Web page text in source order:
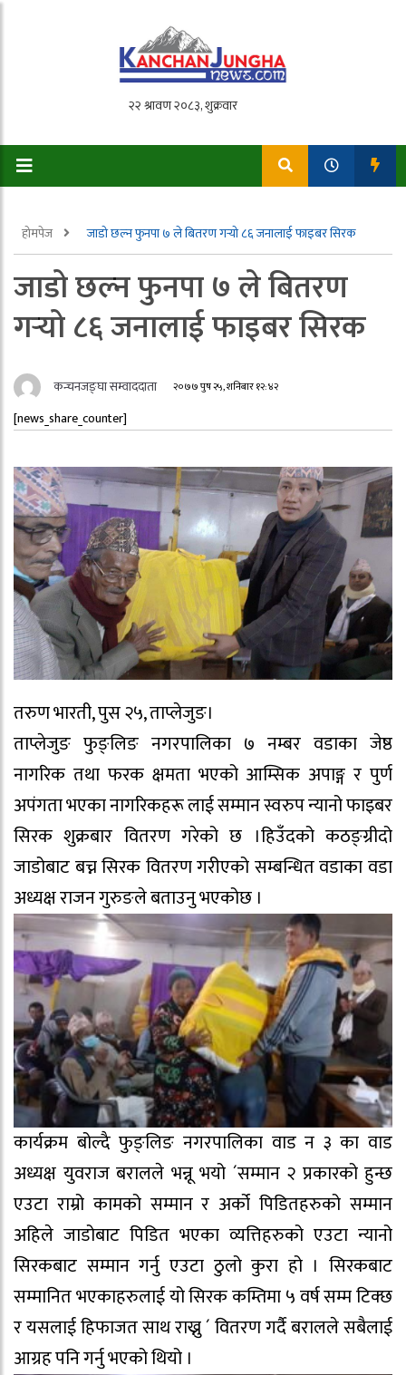
होमपेज जाडो छल्न फुनपा ७ ले बितरण गर्‍यो ८६ जनालाई फाइबर सिरक
जाडो छल्न फुनपा ७ ले बितरण
गर्‍यो ८६ जनालाई फाइबर सिरक
कन्चनजङ्घा सम्वाददाता २०७७ पुष २५, शनिबार १२:४२
[news_share_counter]
तरुण भारती, पुस २५, ताप्लेजुङ।
ताप्लेजुङ फुङ्लिङ नगरपालिका ७ नम्बर वडाका जेष्ठ
नागरिक तथा फरक क्षमता भएको आम्सिक अपाङ्ग र पुर्ण
अपंगता भएका नागरिकहरू लाई सम्मान स्वरुप न्यानो फाइबर
सिरक शुक्रबार वितरण गरेको छ ।हिउँदको कठङ्ग्रीदो
जाडोबाट बच्न सिरक वितरण गरीएको सम्बन्धित वडाका वडा
अध्यक्ष राजन गुरुङले बताउनु भएकोछ ।
कार्यक्रम बोल्दै फुङ्लिङ नगरपालिका वाड न ३ का वाड
अध्यक्ष युवराज बरालले भन्नू भयो ´सम्मान २ प्रकारको हुन्छ
एउटा राम्रो कामको सम्मान र अर्को पिडितहरुको सम्मान
अहिले जाडोबाट पिडित भएका व्यत्तिहरुको एउटा न्यानो
सिरकबाट सम्मान गर्नु एउटा ठुलो कुरा हो । सिरकबाट
सम्मानित भएकाहरुलाई यो सिरक कम्तिमा ५ वर्ष सम्म टिक्छ
र यसलाई हिफाजत साथ राख्नु ´ वितरण गर्दै बरालले सबैलाई
आग्रह पनि गर्नु भएको थियो ।